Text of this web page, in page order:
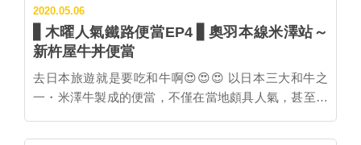
2020.05.06
▋木曜人氣鐵路便當EP4 ▋奧羽本線米澤站～
新杵屋牛丼便當
去日本旅遊就是要吃和牛啊😍😍😍 以日本三大和牛之
一・米澤牛製成的便當，不僅在當地頗具人氣，甚至在
牛丼便當】 外包裝採部分挖空的設計，能夠清楚看見鮮